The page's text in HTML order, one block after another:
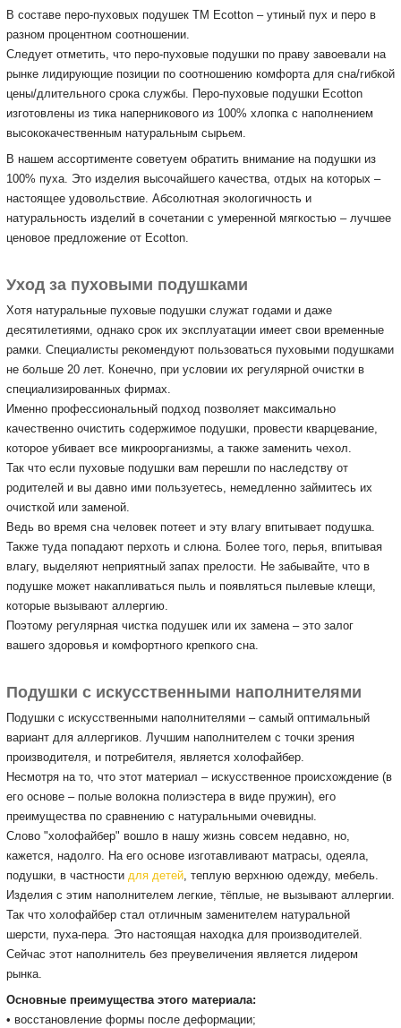
В составе перо-пуховых подушек ТМ Ecotton ‒ утиный пух и перо в
разном процентном соотношении.
Следует отметить, что перо-пуховые подушки по праву завоевали на
рынке лидирующие позиции по соотношению комфорта для сна/гибкой
цены/длительного срока службы. Перо-пуховые подушки Ecotton
изготовлены из тика наперникового из 100% хлопка с наполнением
высококачественным натуральным сырьем.
В нашем ассортименте советуем обратить внимание на подушки из
100% пуха. Это изделия высочайшего качества, отдых на которых –
настоящее удовольствие. Абсолютная экологичность и
натуральность изделий в сочетании с умеренной мягкостью – лучшее
ценовое предложение от Ecotton.
Уход за пуховыми подушками
Хотя натуральные пуховые подушки служат годами и даже
десятилетиями, однако срок их эксплуатации имеет свои временные
рамки. Специалисты рекомендуют пользоваться пуховыми подушками
не больше 20 лет. Конечно, при условии их регулярной очистки в
специализированных фирмах.
Именно профессиональный подход позволяет максимально
качественно очистить содержимое подушки, провести кварцевание,
которое убивает все микроорганизмы, а также заменить чехол.
Так что если пуховые подушки вам перешли по наследству от
родителей и вы давно ими пользуетесь, немедленно займитесь их
очисткой или заменой.
Ведь во время сна человек потеет и эту влагу впитывает подушка.
Также туда попадают перхоть и слюна. Более того, перья, впитывая
влагу, выделяют неприятный запах прелости. Не забывайте, что в
подушке может накапливаться пыль и появляться пылевые клещи,
которые вызывают аллергию.
Поэтому регулярная чистка подушек или их замена – это залог
вашего здоровья и комфортного крепкого сна.
Подушки с искусственными наполнителями
Подушки с искусственными наполнителями – самый оптимальный
вариант для аллергиков. Лучшим наполнителем с точки зрения
производителя, и потребителя, является холофайбер.
Несмотря на то, что этот материал – искусственное происхождение (в
его основе – полые волокна полиэстера в виде пружин), его
преимущества по сравнению с натуральными очевидны.
Слово "холофайбер" вошло в нашу жизнь совсем недавно, но,
кажется, надолго. На его основе изготавливают матрасы, одеяла,
подушки, в частности для детей, теплую верхнюю одежду, мебель.
Изделия с этим наполнителем легкие, тёплые, не вызывают аллергии.
Так что холофайбер стал отличным заменителем натуральной
шерсти, пуха-пера. Это настоящая находка для производителей.
Сейчас этот наполнитель без преувеличения является лидером
рынка.
Основные преимущества этого материала:
• восстановление формы после деформации;